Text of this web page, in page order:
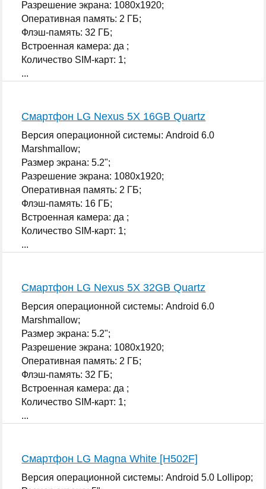
Разрешение экрана: 1080x1920;
Оперативная память: 2 ГБ;
Флэш-память: 32 ГБ;
Встроенная камера: да ;
Количество SIM-карт: 1;
...
Смартфон LG Nexus 5X 16GB Quartz
Версия операционной системы: Android 6.0
Marshmallow;
Размер экрана: 5.2";
Разрешение экрана: 1080x1920;
Оперативная память: 2 ГБ;
Флэш-память: 16 ГБ;
Встроенная камера: да ;
Количество SIM-карт: 1;
...
Смартфон LG Nexus 5X 32GB Quartz
Версия операционной системы: Android 6.0
Marshmallow;
Размер экрана: 5.2";
Разрешение экрана: 1080x1920;
Оперативная память: 2 ГБ;
Флэш-память: 32 ГБ;
Встроенная камера: да ;
Количество SIM-карт: 1;
...
Смартфон LG Magna White [H502F]
Версия операционной системы: Android 5.0 Lollipop;